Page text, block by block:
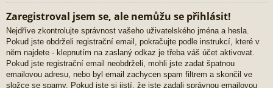
Zaregistroval jsem se, ale nemůžu se přihlásit!
Nejdříve zkontrolujte správnost vašeho uživatelského jména a hesla.
Pokud jste obdrželi registrační email, pokračujte podle instrukcí, které v
něm najdete - klepnutím na zaslaný odkaz je třeba váš účet aktivovat.
Pokud jste registrační email neobdrželi, mohli jste zadat špatnou
emailovou adresu, nebo byl email zachycen spam filtrem a skončil ve
složce se spamy. Pokud jste si jistí, že jste zadali správnou emailovou